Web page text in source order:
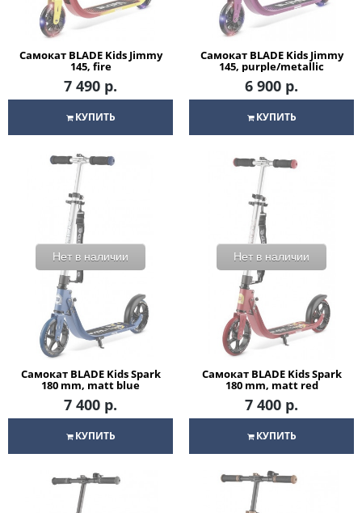
Самокат BLADE Kids Jimmy
145, fire
7 490 р.
КУПИТЬ
Самокат BLADE Kids Jimmy
145, purple/metallic
6 900 р.
КУПИТЬ
Нет в наличии
Самокат BLADE Kids Spark
180 mm, matt blue
7 400 р.
КУПИТЬ
Нет в наличии
Самокат BLADE Kids Spark
180 mm, matt red
7 400 р.
КУПИТЬ